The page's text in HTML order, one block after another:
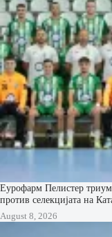
Еурофарм Пелистер
против селекцијата на
August 8, 2026